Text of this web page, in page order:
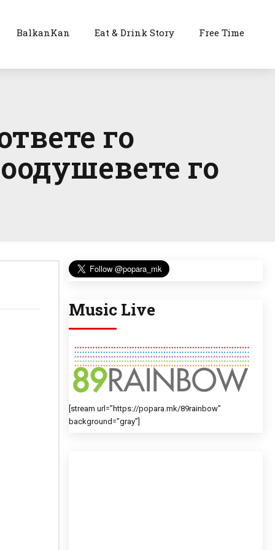
BalkanKan Eat & Drink Story Free Time
го
го
Music Live
[stream url=”https://popara.mk/89rainbow”
background=”gray”]